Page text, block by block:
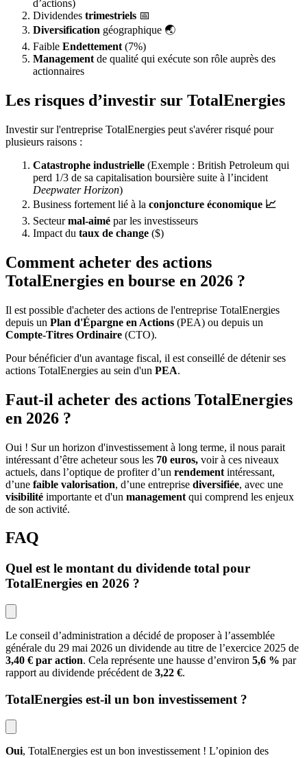
d’actions)
Dividendes trimestriels 📅
Diversification géographique 🌏
Faible Endettement (7%)
Management de qualité qui exécute son rôle auprès des
actionnaires
Les risques d’investir sur TotalEnergies
Investir sur l'entreprise TotalEnergies peut s'avérer risqué pour
plusieurs raisons :
Catastrophe industrielle (Exemple : British Petroleum qui
perd 1/3 de sa capitalisation boursière suite à l’incident
Deepwater Horizon)
Business fortement lié à la conjoncture économique 📈
Secteurmal-aimé par les investisseurs
Impact du taux de change ($)
Comment acheter des actions
TotalEnergies en bourse en 2026 ?
Il est possible d'acheter des actions de l'entreprise TotalEnergies
depuis un Plan d'Épargne en Actions (PEA) ou depuis un
Compte-Titres Ordinaire (CTO).
Pour bénéficier d'un avantage fiscal, il est conseillé de détenir ses
actions TotalEnergies au sein d'un PEA.
Faut-il acheter des actions TotalEnergies
en 2026 ?
Oui ! Sur un horizon d'investissement à long terme, il nous parait
intéressant d’être acheteur sous les 70 euros, voir à ces niveaux
actuels, dans l’optique de profiter d’un rendement intéressant,
d’une faible valorisation, d’une entreprise diversifiée, avec une
visibilité importante et d'un management qui comprend les enjeux
de son activité.
FAQ
Quel est le montant du dividende total pour
TotalEnergies en 2026 ?
Le conseil d’administration a décidé de proposer à l’assemblée
3,40 € par action. Cela représente une hausse d’environ 5,6 % par
rapport au dividende précédent de 3,22 €.
TotalEnergies est-il un bon investissement ?
Oui, TotalEnergies est un bon investissement ! L’opinion des